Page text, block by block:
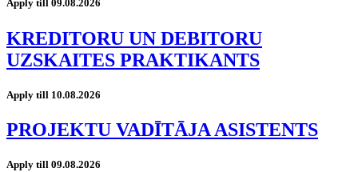
Apply till 09.08.2026
KREDITORU UN DEBITORU
UZSKAITES PRAKTIKANTS
Apply till 10.08.2026
PROJEKTU VADĪTĀJA ASISTENTS
Apply till 09.08.2026